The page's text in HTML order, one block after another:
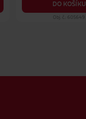
DO KOŠÍKU
Obj. č.: 605649